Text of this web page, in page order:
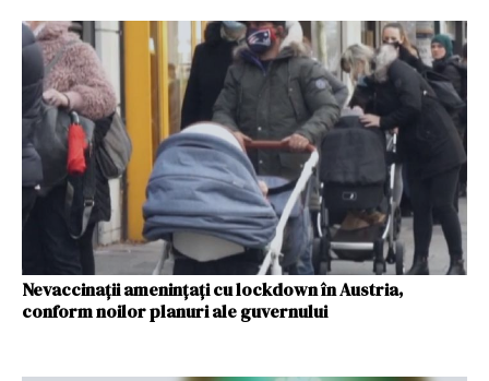
Nevaccinaţii ameninţaţi cu lockdown în Austria,
conform noilor planuri ale guvernului